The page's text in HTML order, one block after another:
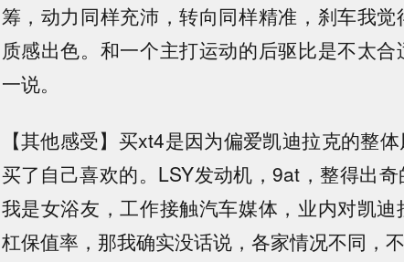
筹，动力同样充沛，转向同样精准，刹车我
质感出色。和一个主打运动的后驱比是不太
一说。
【其他感受】买xt4是因为偏爱凯迪拉克的整
买了自己喜欢的。LSY发动机，9at，整得出
我是女浴友，工作接触汽车媒体，业内对凯
杠保值率，那我确实没话说，各家情况不同，